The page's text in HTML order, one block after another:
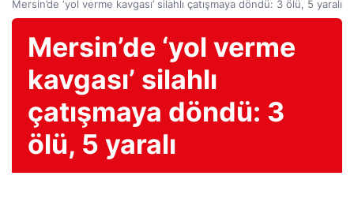
Mersin’de ‘yol verme kavgası’ silahlı çatışmaya döndü: 3 ölü, 5 yaralı
Mersin’de ‘yol verme
kavgası’ silahlı
çatışmaya döndü: 3
ölü, 5 yaralı